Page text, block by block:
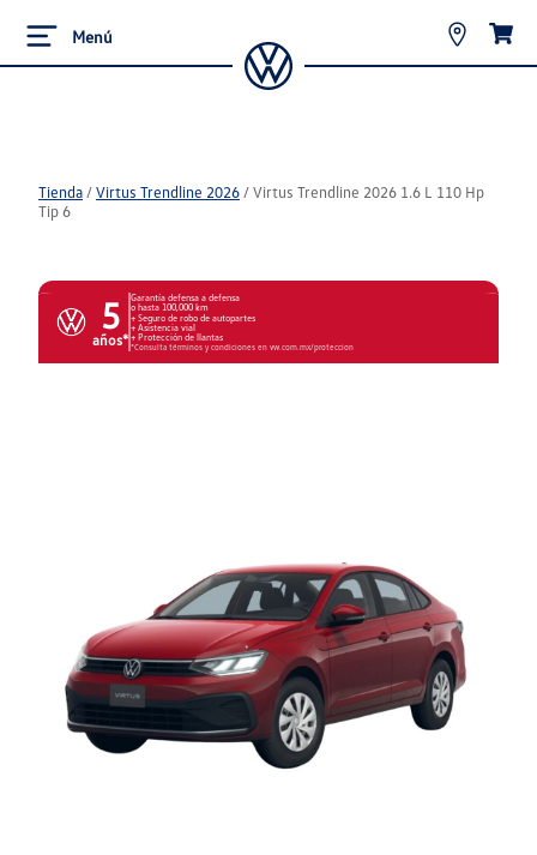
Menú
Tienda /Virtus Trendline 2026 /Virtus Trendline 2026 1.6 L 110 Hp
Tip 6
5
años*
Garantía defensa a defensa
o hasta 100,000 km
Seguro de robo de autopartes
Asistencia vial
Protección de llantas
*Consulta términos y condiciones en vw.com.mx/proteccion